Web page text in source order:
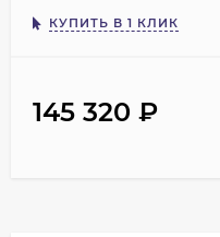
КУПИТЬ В 1 КЛИК
145 320 ₽